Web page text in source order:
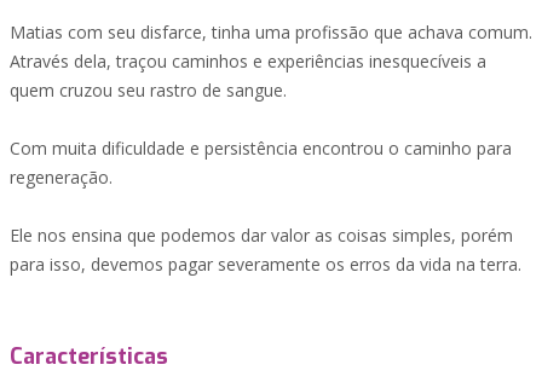
Matias com seu disfarce, tinha uma profissão que achava comum.
Através dela, traçou caminhos e experiências inesquecíveis a
quem cruzou seu rastro de sangue.
Com muita dificuldade e persistência encontrou o caminho para
regeneração.
Ele nos ensina que podemos dar valor as coisas simples, porém
para isso, devemos pagar severamente os erros da vida na terra.
Características